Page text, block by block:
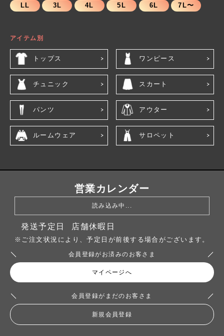
LL 3L 4L 5L 6L 7L〜
アイテム別
トップス ワンピース
チュニック スカート
パンツ アウター
ルームウェア サロペット
営業カレンダー
読み込み中...
発送予定日 店舗休暇日
※ご注文状況により、予定日が前後する場合がございます。
会員登録がお済みのお客さま
マイページへ
会員登録がまだのお客さま
新規会員登録